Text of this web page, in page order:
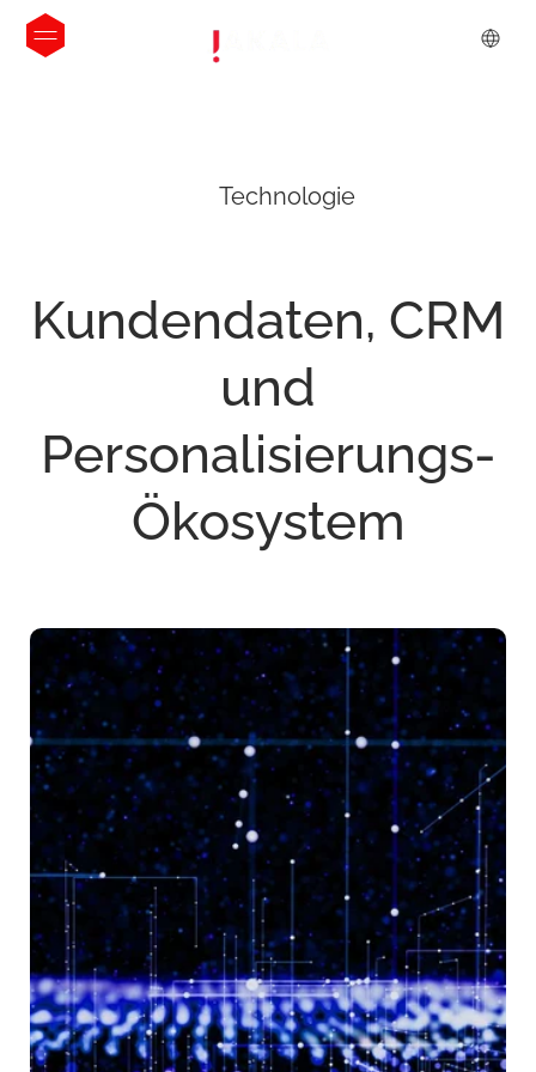
Technologie
Kundendaten, CRM
und
Personalisierungs-
Ökosystem